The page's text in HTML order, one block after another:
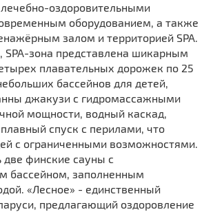
оздоровительными
оборудованием, а также
залом и территорией SPA.
SPA-зона представлена шикарным
плавательных дорожек по 25
бассейнов для детей,
джакузи с гидромассажными
мощности, водный каскад,
спуск с перилами, что
с ограниченными возможностями.
две финские сауны с
бассейном, заполненным
«Лесное» - единственный
предлагающий оздоровление